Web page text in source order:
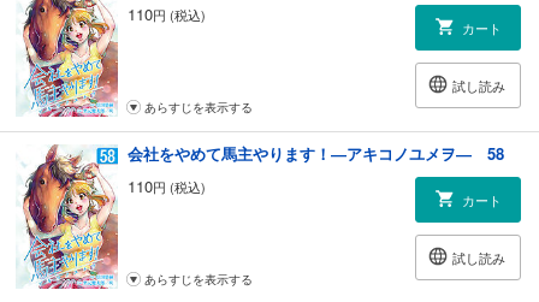
110円 (税込)
カート
試し読み
あらすじを表示する
会社をやめて馬主やります！―アキコノユメヲ― 58
110円 (税込)
カート
試し読み
あらすじを表示する